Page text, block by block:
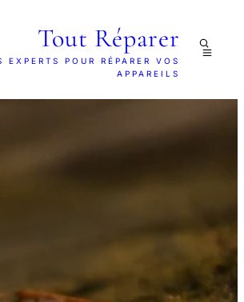
Tout Réparer
EXPERTS POUR RÉPARER VOS
APPAREILS